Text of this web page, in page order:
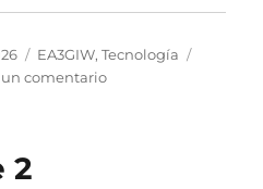
Categorías
EA3GIW,Tecnología
comentarioen
2